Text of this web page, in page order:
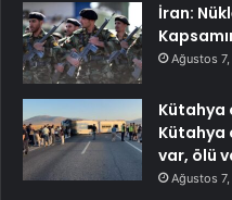
İran:
Ağustos
Kütahya
Kütahya
var, ölü
Ağustos